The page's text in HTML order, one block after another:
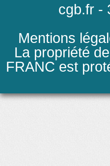
cgb.fr -
Mentions
La propriété
FRANC est